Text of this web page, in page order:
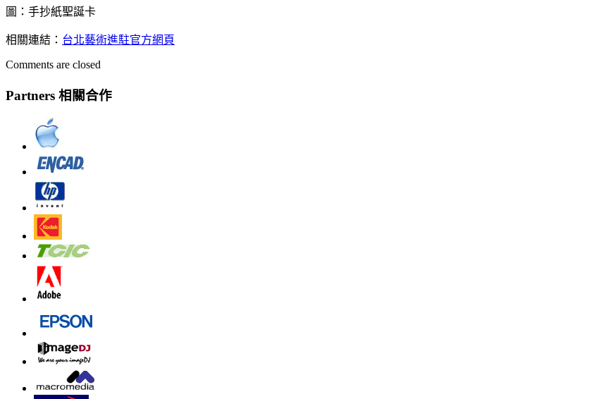
圖：手抄紙聖誕卡
相關連結： 台北藝術進駐官方網頁
Comments are closed
Partners 相關合作